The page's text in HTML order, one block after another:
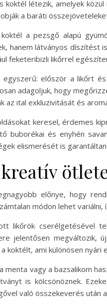
koktél létezik, amelyek
a baráti
a pezsgő alapú
hanem látványos
feketeribizli likőrrel
először a likőrt
adagoljuk, hogy
az ital exkluzivitását és
keresel, érdemes
buborékai és enyhén
elismerését is garantáltan
előnye, hogy
módon lehet
likőrök cserélgetésével
jelentősen megváltozik,
koktélt, ami különösen nyári
menta vagy a bazsalikom
is kölcsönöznek.
való összekeverés után